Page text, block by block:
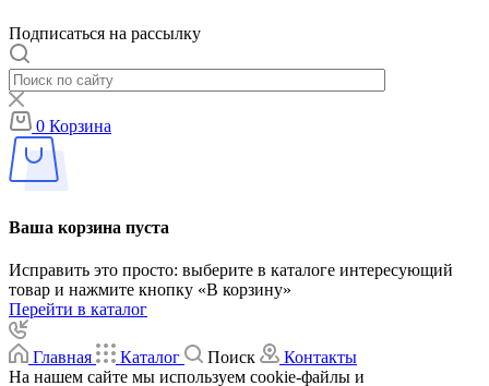
Подписаться на рассылку
0 Корзина
Ваша корзина пуста
Исправить это просто: выберите в каталоге интересующий
товар и нажмите кнопку «В корзину»
Перейти в каталог
Главная Каталог Поиск
Контакты
На нашем сайте мы используем cookie-файлы и